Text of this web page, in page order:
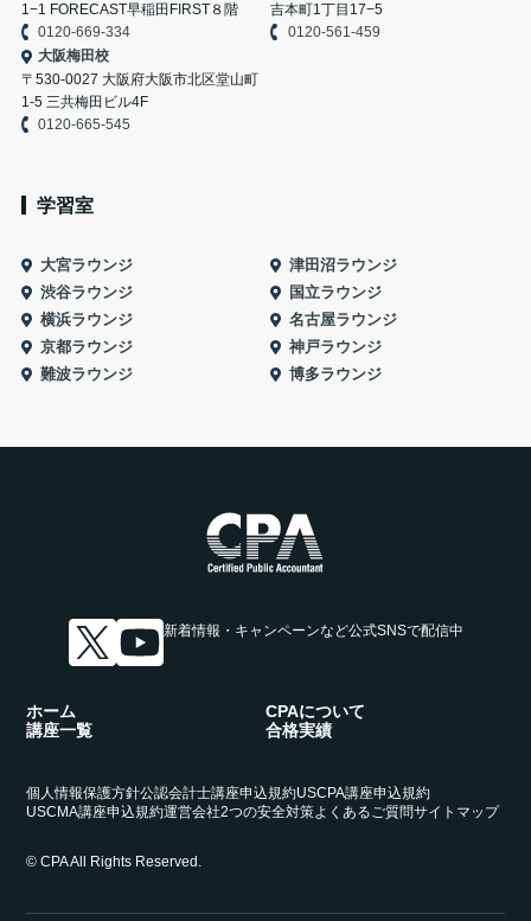
1−1 FORECAST早稲田FIRST８階
0120-669-334
吉本町1丁目17−5
0120-561-459
大阪梅田校
〒530-0027 大阪府大阪市北区堂山町
1-5 三共梅田ビル4F
0120-665-545
学習室
大宮ラウンジ
津田沼ラウンジ
渋谷ラウンジ
国立ラウンジ
横浜ラウンジ
名古屋ラウンジ
京都ラウンジ
神戸ラウンジ
難波ラウンジ
博多ラウンジ
新着情報・キャンペーンなど公式SNSで配信中
ホーム
CPAについて
講座一覧
合格実績
個人情報保護方針公認会計士講座申込規約USCPA講座申込規約
USCMA講座申込規約運営会社2つの安全対策よくあるご質問サイトマップ
© CPA All Rights Reserved.